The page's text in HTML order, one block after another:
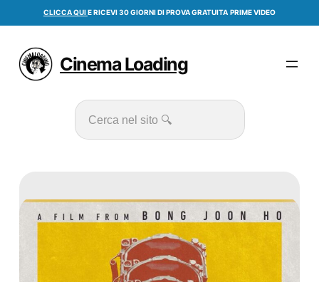
CLICCA QUIE RICEVI 30 GIORNI DI PROVA GRATUITA PRIME VIDEO
Cinema Loading
Cerca